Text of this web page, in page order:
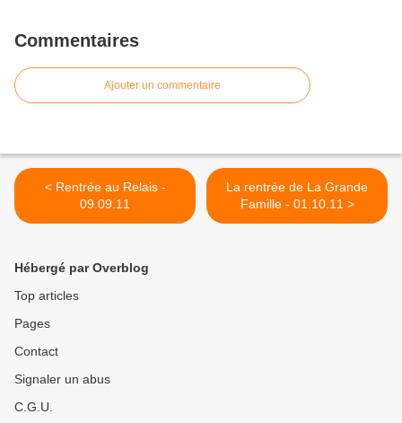
Commentaires
Ajouter un commentaire
< Rentrée au Relais -
09.09.11
La rentrée de La Grande
Famille - 01.10.11 >
Hébergé par Overblog
Top articles
Pages
Contact
Signaler un abus
C.G.U.